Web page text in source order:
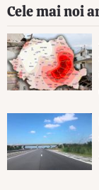
Cele mai noi